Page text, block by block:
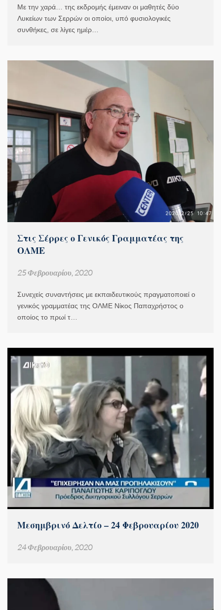
Με την χαρά… της εκδρομής έμειναν οι μαθητές δύο
Λυκείων των Σερρών οι οποίοι, υπό φυσιολογικές
συνθήκες, σε λίγες ημέρ…
Στις Σέρρες ο Γενικός Γραμματέας της
ΟΛΜΕ
25 Φεβρουαρίου, 2020
Συνεχείς συναντήσεις με εκπαιδευτικούς πραγματοποιεί ο
γενικός γραμματέας της ΟΛΜΕ Νίκος Παπαχρήστος ο
οποίος το πρωί τ…
Μεσημβρινό Δελτίο – 24 Φεβρουαρίου 2020
24 Φεβρουαρίου, 2020